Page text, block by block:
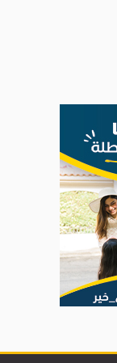
Souffle du
Nacim
4ème date )
Hatim
Un show Live
YASSAR
"LAMHAYAB" à
ROSE